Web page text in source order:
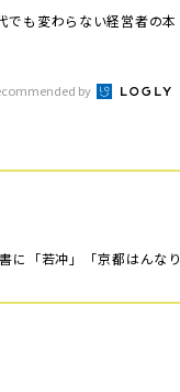
でも変わらない経営者の本
by
に「若冲」「京都はんなり